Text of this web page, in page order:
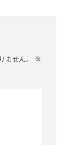
ません。
※